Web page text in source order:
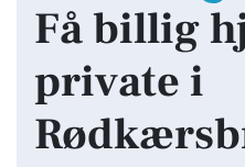
Få billig
private i